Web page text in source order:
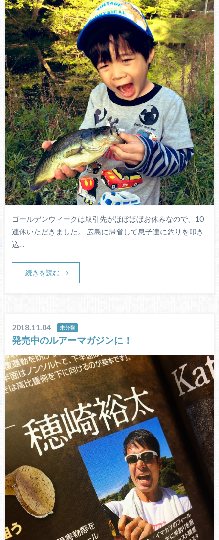
ゴールデンウィークは取引先がほぼほぼお休みなので、10
連休いただきました。 広島に帰省して息子達に釣りを叩き
込…
続きを読む
2018.11.04 未分類
発売中のルアーマガジンに！